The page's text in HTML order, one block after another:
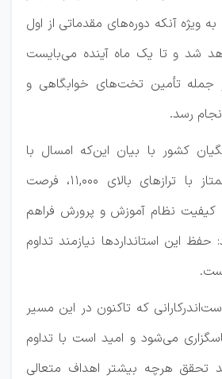
به ویژه آنکه دوره‌های مقدماتی از اول
شد و تا یک ماه آینده می‌بایست
جمله تأمین تخت‌های خوابگاهی و
رسد.
کشور با بیان این‌که امسال با
جذب دانشجویان ممتاز با ترازهای بالای ۱۱,۰۰۰، فرصت
کیفیت نظام آموزش و پرورش فراهم
این استانداردها نیازمند تداوم
که تاکنون در این مسیر
می‌شود و امید است با تداوم
تحقق هرچه بیشتر اهداف متعالی